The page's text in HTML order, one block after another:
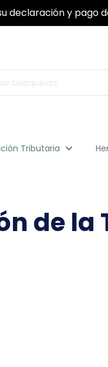
Avanzada,
Tributaria
de la